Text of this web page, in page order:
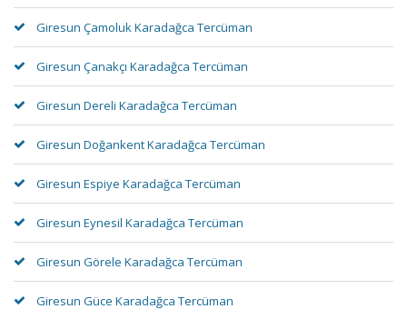
Giresun Çamoluk Karadağca Tercüman
Giresun Çanakçı Karadağca Tercüman
Giresun Dereli Karadağca Tercüman
Giresun Doğankent Karadağca Tercüman
Giresun Espiye Karadağca Tercüman
Giresun Eynesil Karadağca Tercüman
Giresun Görele Karadağca Tercüman
Giresun Güce Karadağca Tercüman